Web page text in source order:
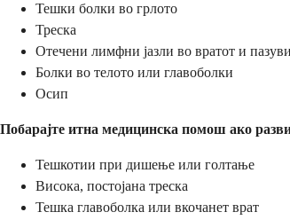
Тешки болки во грлото
Треска
Отечени лимфни јазли во вратот и
Болки во телото или главоболки
Осип
Побарајте итна медицинска помош ако
Тешкотии при дишење или голтање
Висока, постојана треска
Тешка главоболка или вкочанет врат